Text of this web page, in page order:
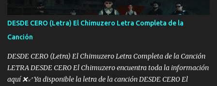
de este León los estatales no sé esperaron Al tiro esta la PrimiZa
también la nueve que cargo al lado doy la mano al que su amigo y
al traicionero damos pa abajo Y No me paran aquí hay pa más
pues hay charola les voy a dar hasta topar pues no hay de otra...
DESDE CERO (Letra) El Chimuzero Letra Completa de la
Canción
DESDE CERO (Letra) El Chimuzero Letra Completa de la Canción
LETRA DESDE CERO El Chimuzero encuentra toda la información
aquí ❌♐ Ya disponible la letra de la canción DESDE CERO El